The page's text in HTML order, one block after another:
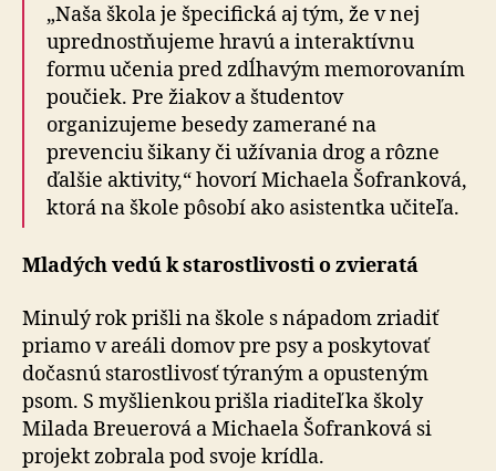
„Naša škola je špecifická aj tým, že v nej
uprednostňujeme hravú a interaktívnu
formu učenia pred zdĺhavým memorovaním
poučiek. Pre žiakov a študentov
organizujeme besedy zamerané na
prevenciu šikany či užívania drog a rôzne
ďalšie aktivity,“ hovorí Michaela Šofranková,
ktorá na škole pôsobí ako asistentka učiteľa.
Mladých vedú k starostlivosti o zvieratá
Minulý rok prišli na škole s nápadom zriadiť
priamo v areáli domov pre psy a poskytovať
dočasnú starostlivosť týraným a opusteným
psom. S myšlienkou prišla riaditeľka školy
Milada Breuerová a Michaela Šofranková si
projekt zobrala pod svoje krídla.